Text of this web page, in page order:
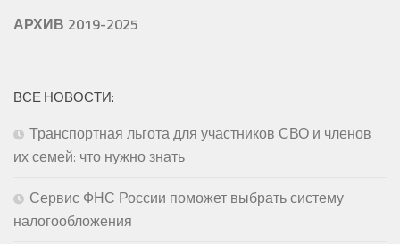
АРХИВ 2019-2025
ВСЕ НОВОСТИ:
Транспортная льгота для участников СВО и членов
их семей: что нужно знать
Сервис ФНС России поможет выбрать систему
налогообложения